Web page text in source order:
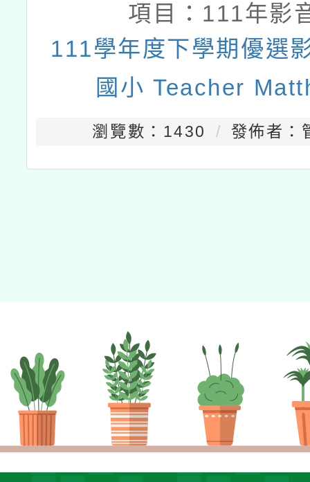
項目： 111年影
111學年度下學期優選
國小 Teacher
瀏覽數：1430 發佈者：